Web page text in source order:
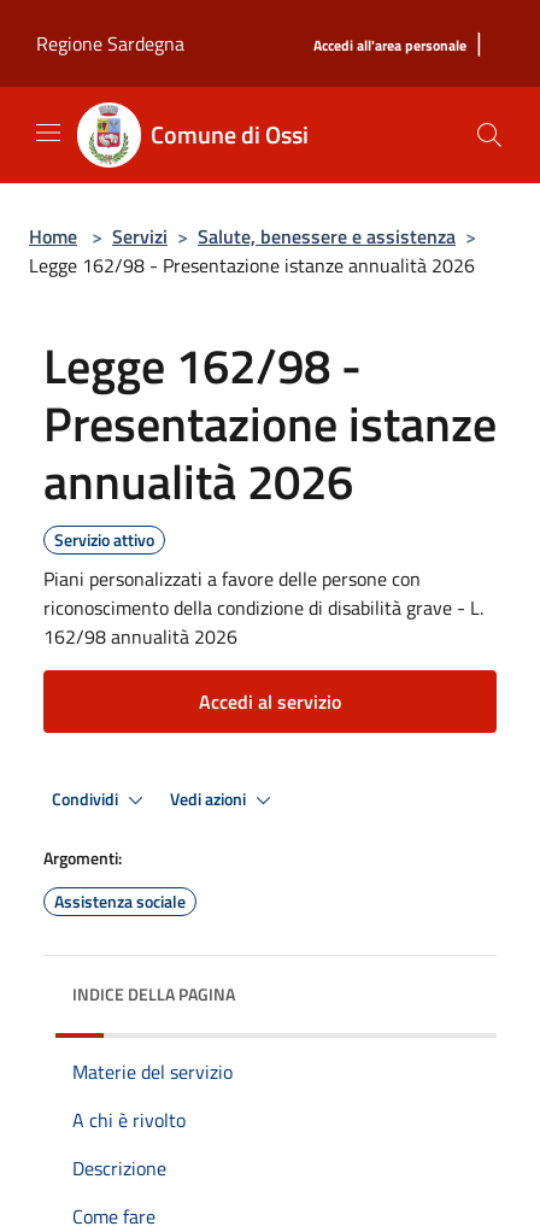
Regione Sardegna
Accedi all'area personale |
Comune di Ossi
Home > Servizi > Salute, benessere e assistenza >
Legge 162/98 - Presentazione istanze annualità 2026
Legge 162/98 -
Presentazione istanze
annualità 2026
Servizio attivo
Piani personalizzati a favore delle persone con
riconoscimento della condizione di disabilità grave - L.
162/98 annualità 2026
Accedi al servizio
Condividi Vedi azioni
Argomenti:
Assistenza sociale
INDICE DELLA PAGINA
Materie del servizio
A chi è rivolto
Descrizione
Come fare